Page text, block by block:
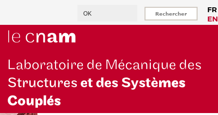
principal
FR
EN
Laboratoire de Mécanique des
Structures et des Systèmes
Couplés